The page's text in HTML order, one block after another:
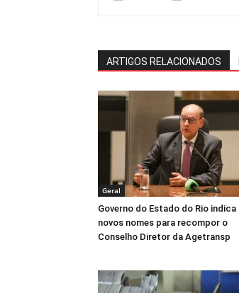
ARTIGOS RELACIONADOS
Geral
Governo do Estado do Rio indica
novos nomes para recompor o
Conselho Diretor da Agetransp